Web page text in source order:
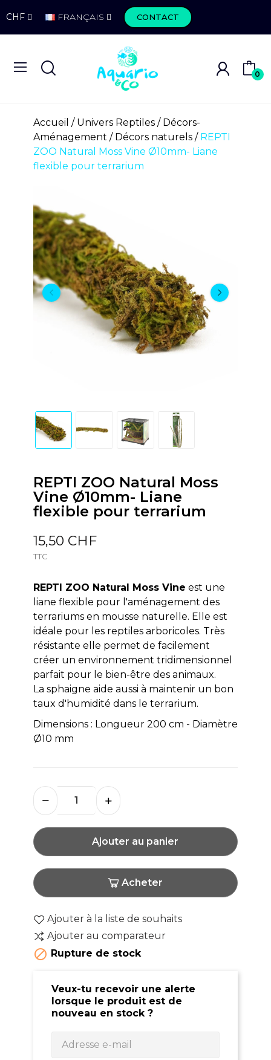
CHF FRANÇAIS CONTACT
0
Accueil Univers Reptiles
Décors-
Aménagement
Décors naturels
REPTI
ZOO Natural Moss Vine Ø10mm- Liane
flexible pour terrarium
REPTI ZOO Natural Moss
Vine Ø10mm- Liane
flexible pour terrarium
15,50 CHF
TTC
REPTI ZOO Natural Moss Vine est une
liane flexible pour l'aménagement des
terrariums en mousse naturelle. Elle est
idéale pour les reptiles arboricoles. Très
résistante elle permet de facilement
créer un environnement tridimensionnel
parfait pour le bien-être des animaux.
La sphaigne aide aussi à maintenir un bon
taux d'humidité dans le terrarium.
Dimensions : Longueur 200 cm - Diamètre
Ø10 mm
Ajouter au panier
Acheter
Ajouter à la liste de souhaits
Ajouter au comparateur
 Rupture de stock
Veux-tu recevoir une alerte
lorsque le produit est de
nouveau en stock ?